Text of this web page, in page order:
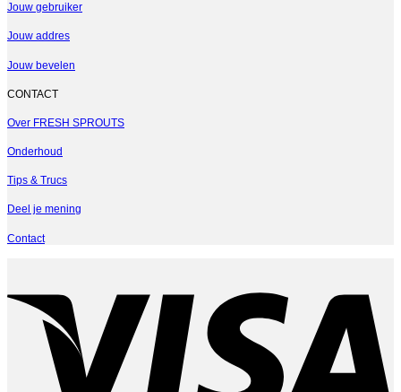
Jouw gebruiker
Jouw addres
Jouw bevelen
CONTACT
Over FRESH SPROUTS
Onderhoud
Tips & Trucs
Deel je mening
Contact